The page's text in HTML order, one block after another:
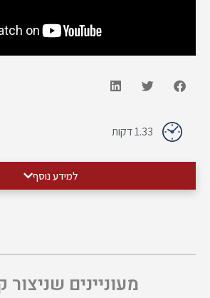
1.33 דקות
למידע נוסף
מעוניינים